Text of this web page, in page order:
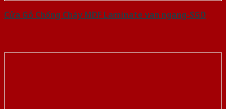
Cửa Gỗ Chống Cháy MDF Laminate van ngang-SGD